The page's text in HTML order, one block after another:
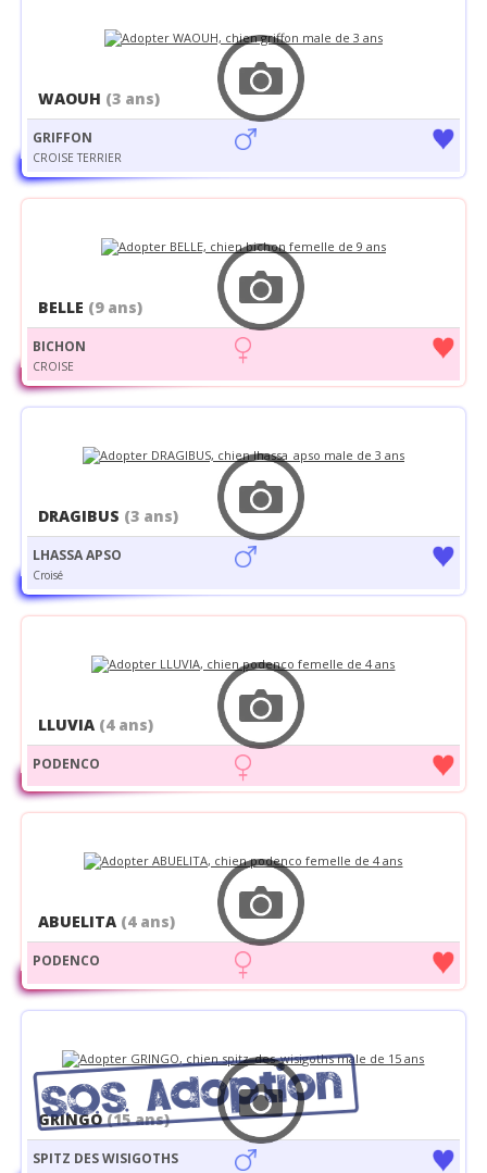
WAOUH (3 ans)
GRIFFON
CROISE TERRIER
BELLE (9 ans)
BICHON
CROISE
DRAGIBUS (3 ans)
LHASSA APSO
Croisé
LLUVIA (4 ans)
PODENCO
ABUELITA (4 ans)
PODENCO
GRINGO(15 ans)
SPITZ DES WISIGOTHS